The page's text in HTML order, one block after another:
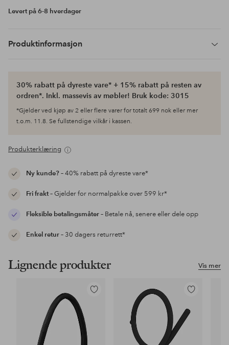
Levert på 6-8 hverdager
Produktinformasjon
30% rabatt på dyreste vare* + 15% rabatt på resten av
ordren*. Inkl. massevis av møbler! Bruk kode: 3015
*Gjelder ved kjøp av 2 eller flere varer for totalt 699 nok eller mer
t.o.m. 11.8. Se fullstendige vilkår i kassen.
Produkterklæring
Ny kunde?– 40% rabatt på dyreste vare*
Fri frakt– Gjelder for normalpakke over 599 kr*
Fleksible betalingsmåter– Betale nå, senere eller dele opp
Enkel retur– 30 dagers returrett*
Vis mer
Lignende produkter
Legg
Legg
favoritter